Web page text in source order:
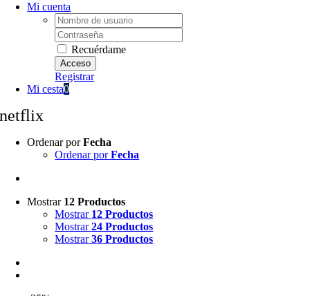
Mi cuenta
Username:
Password:
Recuérdame
Registrar
Mi cesta0
netflix
Ordenar porFecha
Ordenar porFecha
Mostrar 12 Productos
Mostrar 12 Productos
Mostrar24 Productos
Mostrar36 Productos